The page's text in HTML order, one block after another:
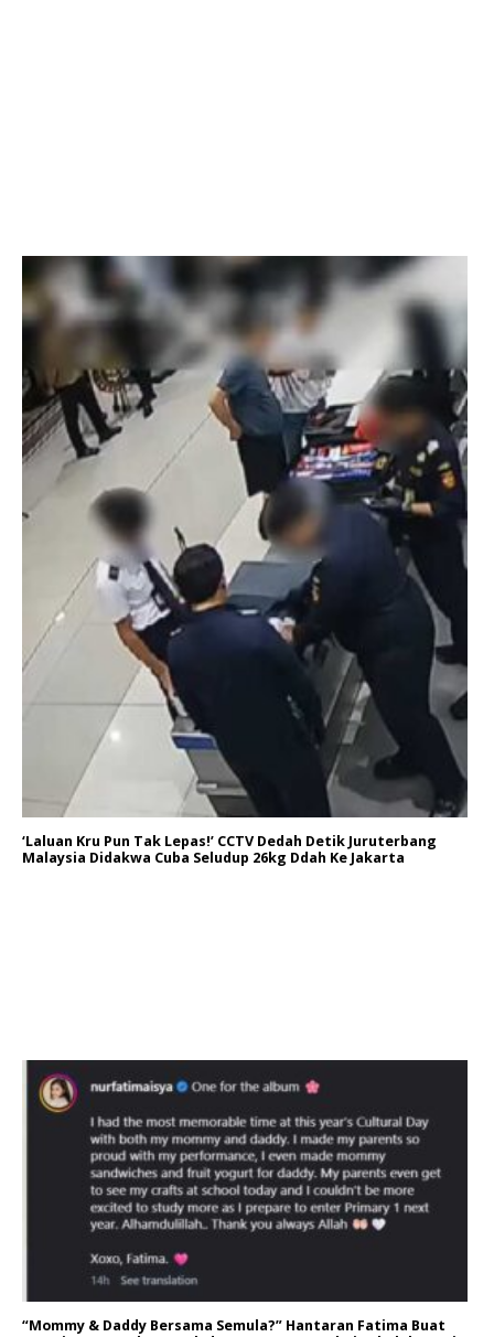
‘Laluan Kru Pun Tak Lepas!’ CCTV Dedah Detik Juruterbang
Malaysia Didakwa Cuba Seludup 26kg Ddah Ke Jakarta
“Mommy & Daddy Bersama Semula?” Hantaran Fatima Buat